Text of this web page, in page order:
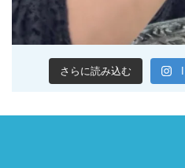
さらに読み込む